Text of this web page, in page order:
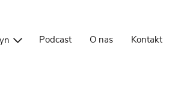
Podcast O nas Kontakt